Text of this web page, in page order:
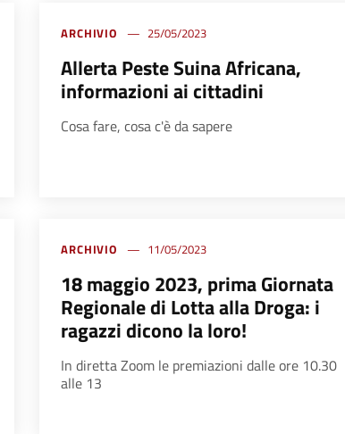
ARCHIVIO 25/05/2023
Allerta Peste Suina Africana,
informazioni ai cittadini
Cosa fare, cosa c'è da sapere
ARCHIVIO 11/05/2023
18 maggio 2023, prima Giornata
Regionale di Lotta alla Droga: i
ragazzi dicono la loro!
In diretta Zoom le premiazioni dalle ore 10.30
alle 13